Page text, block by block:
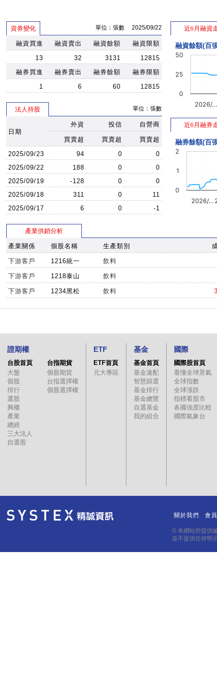
資券變化 單位：張數 2025/09/22
融資買進 融資賣出 融資餘額
融資限額
13
32 3131
12815
融券買進
融券賣出 融券餘額
融券限額
1
6 60 12815
法人持股 單位：張數
日期
外資 投信 自營商
買賣超 買賣超
買賣超
2025/09/23
94 0
0
2025/09/22
188 0
0
2025/09/19
-128 0
0
2025/09/18
311 0
11
2025/09/17
6 0 -1
近6月融資
融資餘額(百
2026/
0
25
50
近6月融券
融券餘額(百
2026/…
0
1
2
產業供銷分析
產業關係 個股名稱 生產類別
下游客戶 1216統一 飲料
下游客戶 1218泰山 飲料
下游客戶 1234黑松 飲料
證期權
台股首頁
大盤
個股
排行
選股
興櫃
產業
總經
三大法人
自選股
台指期貨
個股期貨
台指選擇權
個股選擇權
ETF
ETF首頁
元大專區
基金
基金首頁
基金速配
智慧篩選
基金排行
基金總覽
自選基金
我的組合
國際
國際股首頁
看懂全球景氣
全球指數
全球漲跌
指標看股市
各國強度比較
國際氣象台
關於我們 會
© 本網站所提供
並不提供任何明